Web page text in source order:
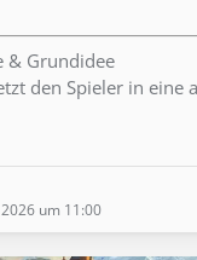
& Grundidee
den Spieler in eine
um 11:00